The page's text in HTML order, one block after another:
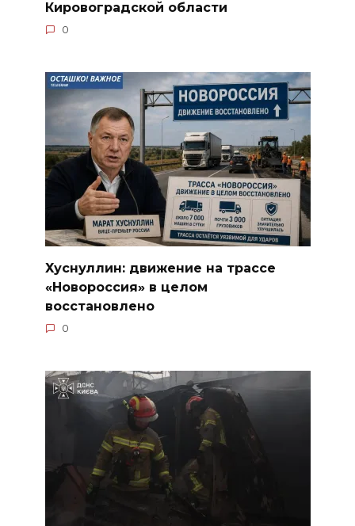
Кировоградской области
0
Хуснуллин: движение на трассе
«Новороссия» в целом
восстановлено
0